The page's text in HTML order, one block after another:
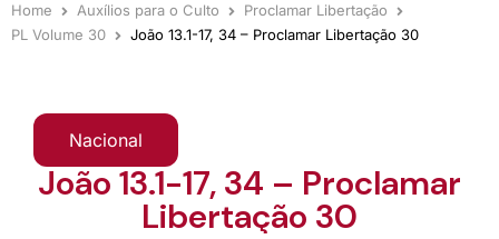
Home Auxílios para o Culto
Proclamar Libertação
PL Volume 30
João 13.1-17, 34 – Proclamar Libertação 30
Nacional
João 13.1-17, 34 – Proclamar
Libertação 30